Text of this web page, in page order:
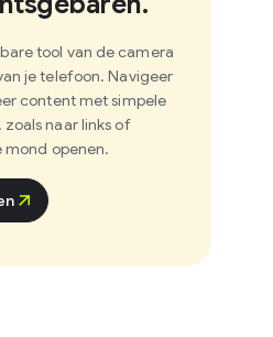
tool van de camera
je telefoon. Navigeer
content met simpele
naar links of
mond openen.